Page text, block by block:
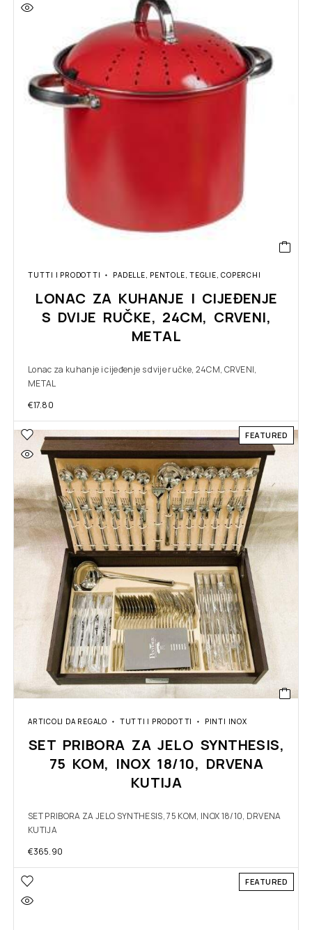
TUTTI I PRODOTTI PADELLE, PENTOLE, TEGLIE, COPERCHI
LONAC ZA KUHANJE I CIJEĐENJE
S DVIJE RUČKE, 24CM, CRVENI,
METAL
Lonac za kuhanje i cijeđenje s dvije ručke, 24CM, CRVENI,
METAL
€17.80
FEATURED
ARTICOLI DA REGALO TUTTI I PRODOTTI PINTI INOX
SET PRIBORA ZA JELO SYNTHESIS,
75 KOM, INOX 18/10, DRVENA
KUTIJA
SET PRIBORA ZA JELO SYNTHESIS, 75 KOM, INOX 18/10, DRVENA
KUTIJA
€365.90
FEATURED